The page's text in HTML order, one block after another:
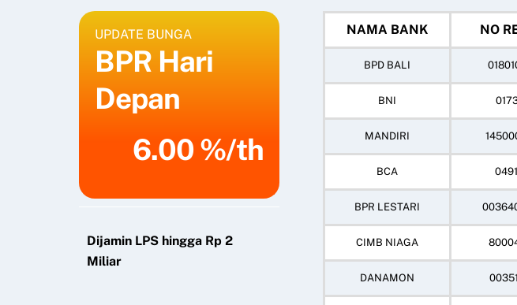
UPDATE BUNGA
BPR Hari
Depan
6.00 %/th
Dijamin LPS hingga Rp 2
Miliar
NAMA BANK NO
BPD BALI
BNI
MANDIRI
BCA
BPR LESTARI
CIMB NIAGA
DANAMON